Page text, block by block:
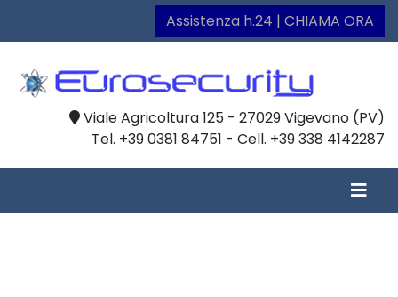
Assistenza h.24 | CHIAMA ORA
Viale Agricoltura 125 - 27029 Vigevano (PV)
Tel. +39 0381 84751 - Cell. +39 338 4142287